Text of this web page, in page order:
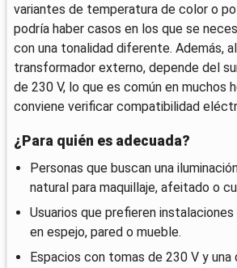
variantes de temperatura de color o
podría haber casos en los que se
con una tonalidad diferente. Además,
transformador externo, depende del
de 230 V, lo que es común en muchos
conviene verificar compatibilidad
¿Para quién es adecuada?
Personas que buscan una
natural para maquillaje, afeitado o
Usuarios que prefieren
en espejo, pared o mueble.
Espacios con tomas de 230 V y una